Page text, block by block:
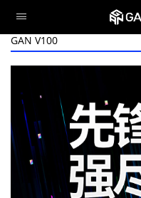
智能系列
磁力系列
旗舰魔方
定制系列
异型系列
周边/配件
GAN V100